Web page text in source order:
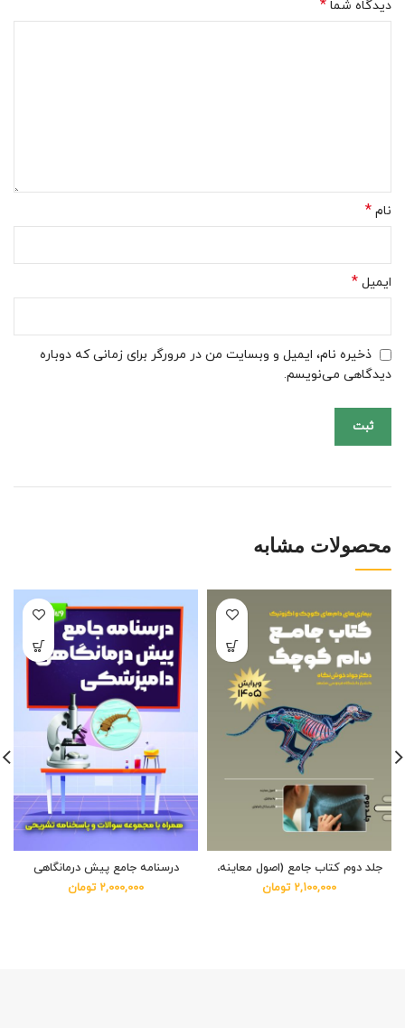
دیدگاه شما *
نام *
ایمیل *
ذخیره نام، ایمیل و وبسایت من در مرورگر برای زمانی که دوباره
دیدگاهی می‌نویسم.
محصولات مشابه
جلد دوم کتاب جامع (اصول معاینه،
کلینیکلب پاتولوژی و رادیولوژی)
تومان
درسنامه جامع پیش درمانگاهی
تومان